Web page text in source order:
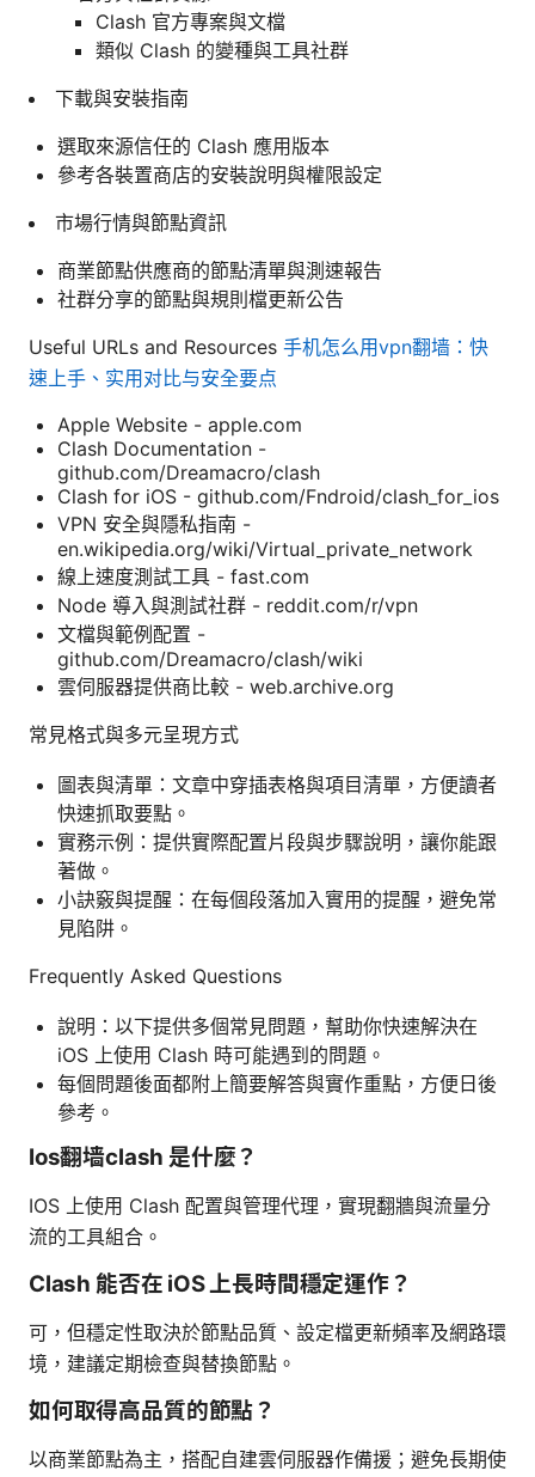
Clash 官方專案與文檔
類似 Clash 的變種與工具社群
下載與安裝指南
選取來源信任的 Clash 應用版本
參考各裝置商店的安裝說明與權限設定
市場行情與節點資訊
商業節點供應商的節點清單與測速報告
社群分享的節點與規則檔更新公告
Useful URLs and Resources 手机怎么用vpn翻墙：快
速上手、实用对比与安全要点
Apple Website - apple.com
Clash Documentation -
github.com/Dreamacro/clash
Clash for iOS - github.com/Fndroid/clash_for_ios
VPN 安全與隱私指南 -
en.wikipedia.org/wiki/Virtual_private_network
線上速度測試工具 - fast.com
Node 導入與測試社群 - reddit.com/r/vpn
文檔與範例配置 -
github.com/Dreamacro/clash/wiki
雲伺服器提供商比較 - web.archive.org
常見格式與多元呈現方式
圖表與清單：文章中穿插表格與項目清單，方便讀者
快速抓取要點。
實務示例：提供實際配置片段與步驟說明，讓你能跟
著做。
小訣竅與提醒：在每個段落加入實用的提醒，避免常
見陷阱。
Frequently Asked Questions
說明：以下提供多個常見問題，幫助你快速解決在
iOS 上使用 Clash 時可能遇到的問題。
每個問題後面都附上簡要解答與實作重點，方便日後
參考。
Ios翻墙clash 是什麼？
IOS 上使用 Clash 配置與管理代理，實現翻牆與流量分
流的工具組合。
Clash 能否在 iOS 上長時間穩定運作？
可，但穩定性取決於節點品質、設定檔更新頻率及網路環
境，建議定期檢查與替換節點。
如何取得高品質的節點？
以商業節點為主，搭配自建雲伺服器作備援；避免長期使